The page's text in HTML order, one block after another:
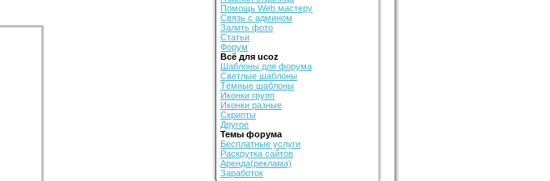
Помощь Web мастеру
Связь с админом
Залить фото
Статьи
Форум
Всё для ucoz
Шаблоны для форума
Светлые шаблоны
Тёмные шаблоны
Иконки групп
Иконки разные
Скрипты
Другое
Темы форума
Бесплатные услуги
Раскрутка сайтов
Аренда(реклама)
Заработок